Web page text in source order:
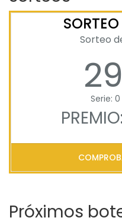
Sorteo
Serie:
Próximos